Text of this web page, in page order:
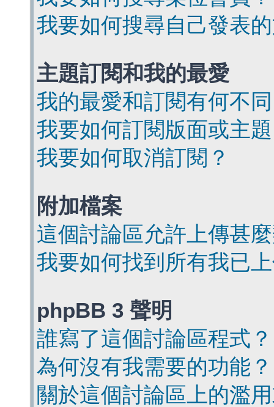
我要如何搜尋自己發表
主題訂閱和我的最愛
我的最愛和訂閱有何不
我要如何訂閱版面或主
我要如何取消訂閱？
附加檔案
這個討論區允許上傳甚
我要如何找到所有我已
phpBB 3 聲明
誰寫了這個討論區程式？
為何沒有我需要的功能？
關於這個討論區上的濫